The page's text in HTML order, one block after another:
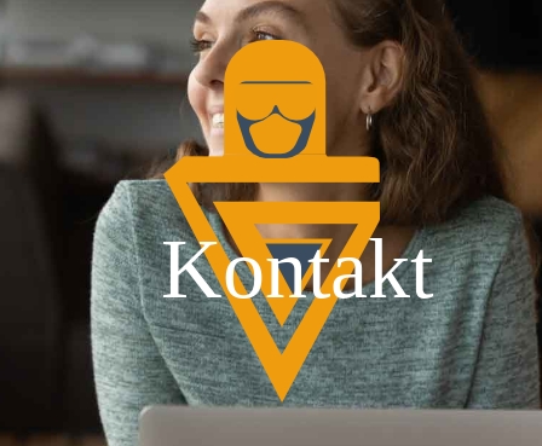
Kontakt